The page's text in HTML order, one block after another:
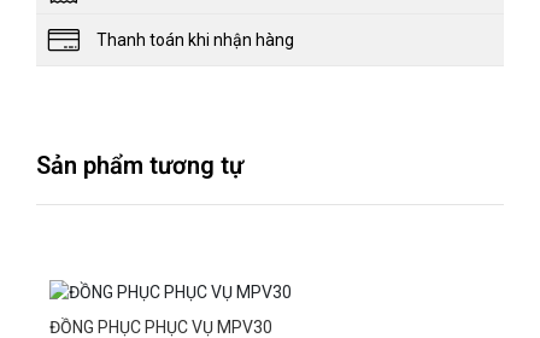
Thanh toán khi nhận hàng
Sản phẩm tương tự
ĐỒNG PHỤC PHỤC VỤ MPV30